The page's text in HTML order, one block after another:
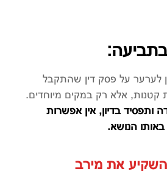
לערער על פסק דין שהתקבל
אלא רק במקים מיוחדים.
ותפסיד בדיון, אין אפשרות
הנושא.
את מירב